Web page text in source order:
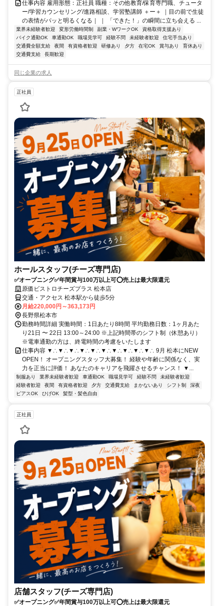
仕事内容 雇用形態：正社員 職種：その他教育/保育専門職、チュータ
ー/学習カウンセリング/進路相談、学習塾講師 ＋ー＋ ｜目の前で生徒
の表情がパッと明るくなる｜ ｜ 「できた！」の瞬間に立ち会える ...
業界未経験者歓迎 変形労働時間制 副業・WワークOK
資格取得支援あり
バイク通勤OK
車通勤OK 職場見学可 経験不問 未経験者歓迎
住宅手当あり
交通費全額支給
夜間 有資格者歓迎 研修あり 夕方 在宅OK 賞与あり
育休あり
交通費支給
長期歓迎
同じ企業の求人
正社員
ホールスタッフ(チーズ専門店)
✅オープニング✅年間賞与100万以上可⭕️売上は最大限還元
原価ビストロチーズプラス 松本店
交通・アクセス 松本駅から徒歩5分
月給220,000円～363,173円
長野県松本市
勤務時間詳細 実働時間：1日あたり8時間 平均勤務日数：1ヶ月あた
り21日 〜 22日 13:00～24:00 ※上記時間帯のシフト制（休憩あり）
※電車通勤の方は、終電時間の考慮をいたします
仕事内容 ▼∴▼∴▼∴▼∴▼∴▼∴▼∴▼∴▼∴▼∴ 9月 松本にNEW
OPEN！ オープニングスタッフ大募集！ 経験や年齢に関係なく、実
力を正当に評価！ あなたのキャリアを飛躍させるチャンス！ ▼...
制服あり 業界未経験者歓迎 車通勤OK 職場見学可 経験不問
未経験者歓迎
経験者歓迎
夜間 有資格者歓迎 夕方 交通費支給 まかないあり シフト制
深夜
ピアスOK
ひげOK 髪型・髪色自由
正社員
店舗スタッフ(チーズ専門店)
✅オープニング✅年間賞与100万以上可⭕️売上は最大限還元